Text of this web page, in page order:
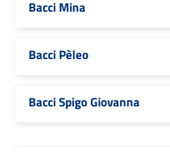
Bacci Mina
Bacci Pèleo
Bacci Spigo Giovanna